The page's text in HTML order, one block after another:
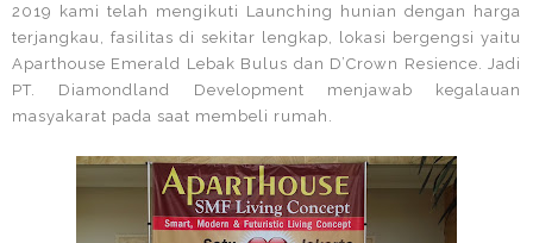
2019 kami telah mengikuti Launching hunian dengan harga
terjangkau, fasilitas di sekitar lengkap, lokasi bergengsi yaitu
Aparthouse Emerald Lebak Bulus dan D’Crown Resience. Jadi
PT. Diamondland Development menjawab kegalauan
masyakarat pada saat membeli rumah.